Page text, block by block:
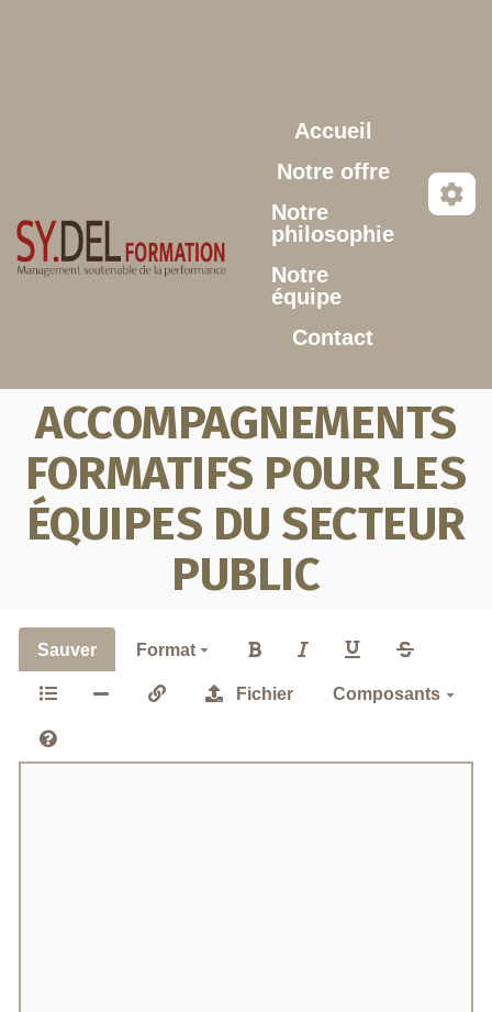
Accueil
Notre offre
Notre
philosophie
Notre
équipe
Contact
ACCOMPAGNEMENTS
FORMATIFS POUR LES
ÉQUIPES DU SECTEUR
PUBLIC
Sauver Format
Fichier Composants